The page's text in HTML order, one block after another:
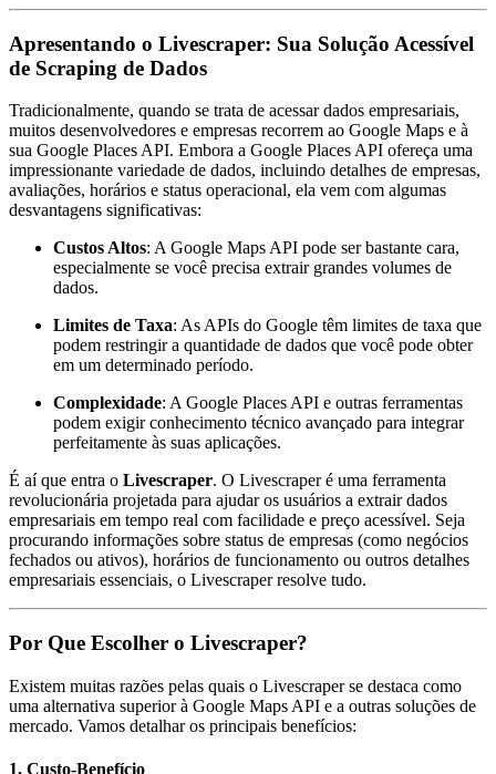
Apresentando o Livescraper: Sua Solução Acessível
de Scraping de Dados
Tradicionalmente, quando se trata de acessar dados empresariais,
muitos desenvolvedores e empresas recorrem ao Google Maps e à
sua Google Places API. Embora a Google Places API ofereça uma
impressionante variedade de dados, incluindo detalhes de empresas,
avaliações, horários e status operacional, ela vem com algumas
desvantagens significativas:
Custos Altos: A Google Maps API pode ser bastante cara,
especialmente se você precisa extrair grandes volumes de
dados.
Limites de Taxa: As APIs do Google têm limites de taxa que
podem restringir a quantidade de dados que você pode obter
em um determinado período.
Complexidade: A Google Places API e outras ferramentas
podem exigir conhecimento técnico avançado para integrar
perfeitamente às suas aplicações.
É aí que entra o Livescraper. O Livescraper é uma ferramenta
revolucionária projetada para ajudar os usuários a extrair dados
empresariais em tempo real com facilidade e preço acessível. Seja
procurando informações sobre status de empresas (como negócios
fechados ou ativos), horários de funcionamento ou outros detalhes
empresariais essenciais, o Livescraper resolve tudo.
Por Que Escolher o Livescraper?
Existem muitas razões pelas quais o Livescraper se destaca como
uma alternativa superior à Google Maps API e a outras soluções de
mercado. Vamos detalhar os principais benefícios:
1. Custo-Benefício